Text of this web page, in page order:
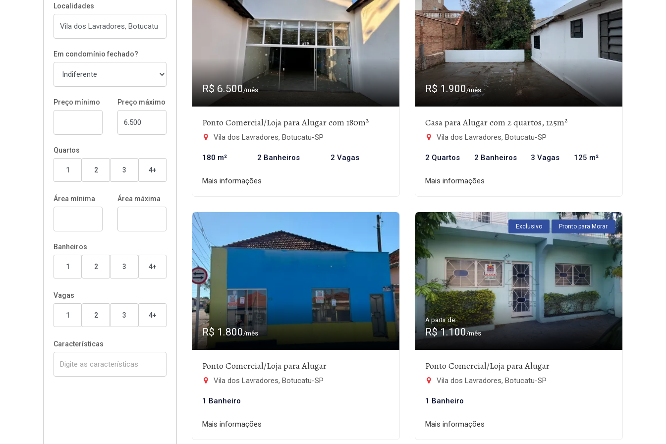
Localidades
Em condomínio fechado?
Preço mínimo Preço máximo
Quartos
1 2 3 4+
Área mínima Área máxima
Banheiros
1 2 3 4+
Vagas
1 2 3 4+
Características
R$ 6.500/mês
Ponto Comercial/Loja para Alugar com 180m²
Vila dos Lavradores, Botucatu-SP
180 m² 2 Banheiros 2 Vagas
Mais informações
R$ 1.900/mês
Casa para Alugar com 2 quartos, 125m²
Vila dos Lavradores, Botucatu-SP
2 Quartos 2 Banheiros 3 Vagas 125 m²
Mais informações
R$ 1.800/mês
Ponto Comercial/Loja para Alugar
Vila dos Lavradores, Botucatu-SP
1 Banheiro
Mais informações
Exclusivo Pronto para Morar
A partir de:
R$ 1.100/mês
Ponto Comercial/Loja para Alugar
Vila dos Lavradores, Botucatu-SP
1 Banheiro
Mais informações